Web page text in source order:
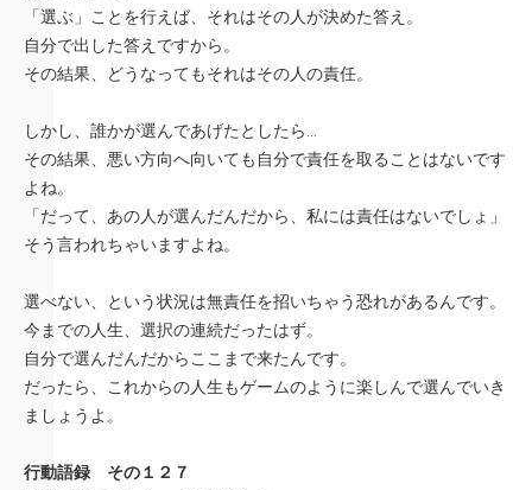
「選ぶ」ことを行えば、それはその人が決めた答え。
自分で出した答えですから。
その結果、どうなってもそれはその人の責任。
しかし、誰かが選んであげたとしたら…
その結果、悪い方向へ向いても自分で責任を取ることはないです
よね。
「だって、あの人が選んだんだから、私には責任はないでしょ」
そう言われちゃいますよね。
選べない、という状況は無責任を招いちゃう恐れがあるんです。
今までの人生、選択の連続だったはず。
自分で選んだんだからここまで来たんです。
だったら、これからの人生もゲームのように楽しんで選んでいき
ましょうよ。
行動語録 その１２７